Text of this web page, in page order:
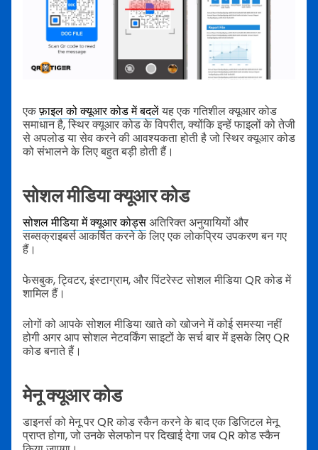
एकफ़ाइल को क्यूआर कोड में बदलेंयह एक गतिशील क्यूआर कोड
समाधान है, स्थिर क्यूआर कोड के विपरीत, क्योंकि इन्हें फाइलों को तेजी
से अपलोड या सेव करने की आवश्यकता होती है जो स्थिर क्यूआर कोड
को संभालने के लिए बहुत बड़ी होती हैं।
सोशल मीडिया क्यूआर कोड
सोशल मीडिया में क्यूआर कोड्सअतिरिक्त अनुयायियों और
सब्सक्राइबर्स आकर्षित करने के लिए एक लोकप्रिय उपकरण बन गए
हैं।
फेसबुक, ट्विटर, इंस्टाग्राम, और पिंटरेस्ट सोशल मीडिया QR कोड में
शामिल हैं।
लोगों को आपके सोशल मीडिया खाते को खोजने में कोई समस्या नहीं
होगी अगर आप सोशल नेटवर्किंग साइटों के सर्च बार में इसके लिए QR
कोड बनाते हैं।
मेनू क्यूआर कोड
डाइनर्स को मेनू पर QR कोड स्कैन करने के बाद एक डिजिटल मेनू
प्राप्त होगा, जो उनके सेलफोन पर दिखाई देगा जब QR कोड स्कैन